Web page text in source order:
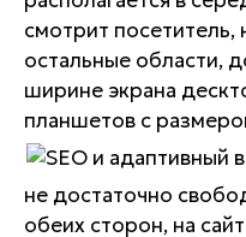
смотрит посетитель,
остальные области,
ширине экрана
планшетов с
не достаточно
обеих сторон, на